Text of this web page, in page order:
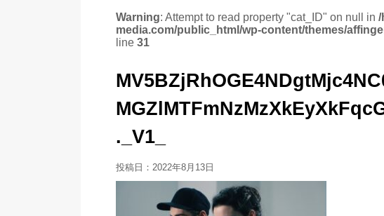
Warning: Attempt to read property "cat_ID" on null in /
media.com/public_html/wp-content/themes/
line 31
._V1_
投稿日： 2022年8月13日